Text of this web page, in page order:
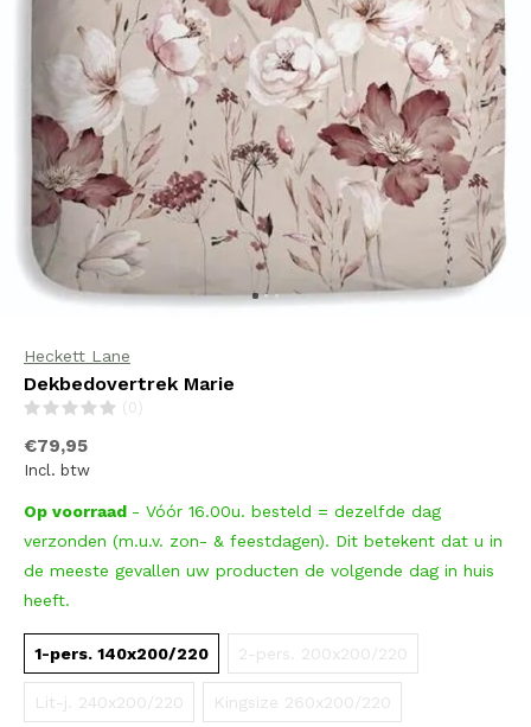
Heckett Lane
Dekbedovertrek Marie
(0)
€79,95
Incl. btw
Op voorraad - Vóór 16.00u. besteld = dezelfde dag
verzonden (m.u.v. zon- & feestdagen). Dit betekent dat u in
de meeste gevallen uw producten de volgende dag in huis
heeft.
1-pers. 140x200/220 2-pers. 200x200/220
Lit-j. 240x200/220 Kingsize 260x200/220